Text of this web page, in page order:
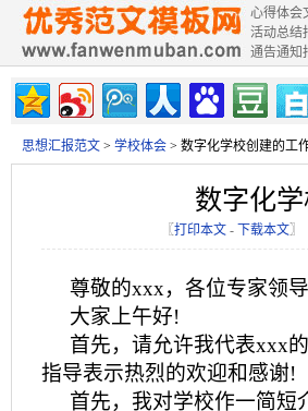
心得体会
活动总结
通告通知
思想汇报范文 > 学校体会 > 数字化学校创建的工
数字化
〖打印本文 - 下载本文〗
尊敬的xxx，各位专家领导
大家上午好!
首先，请允许我代表xxx
指导表示热烈的欢迎和感谢!
首先，我对学校作一简短